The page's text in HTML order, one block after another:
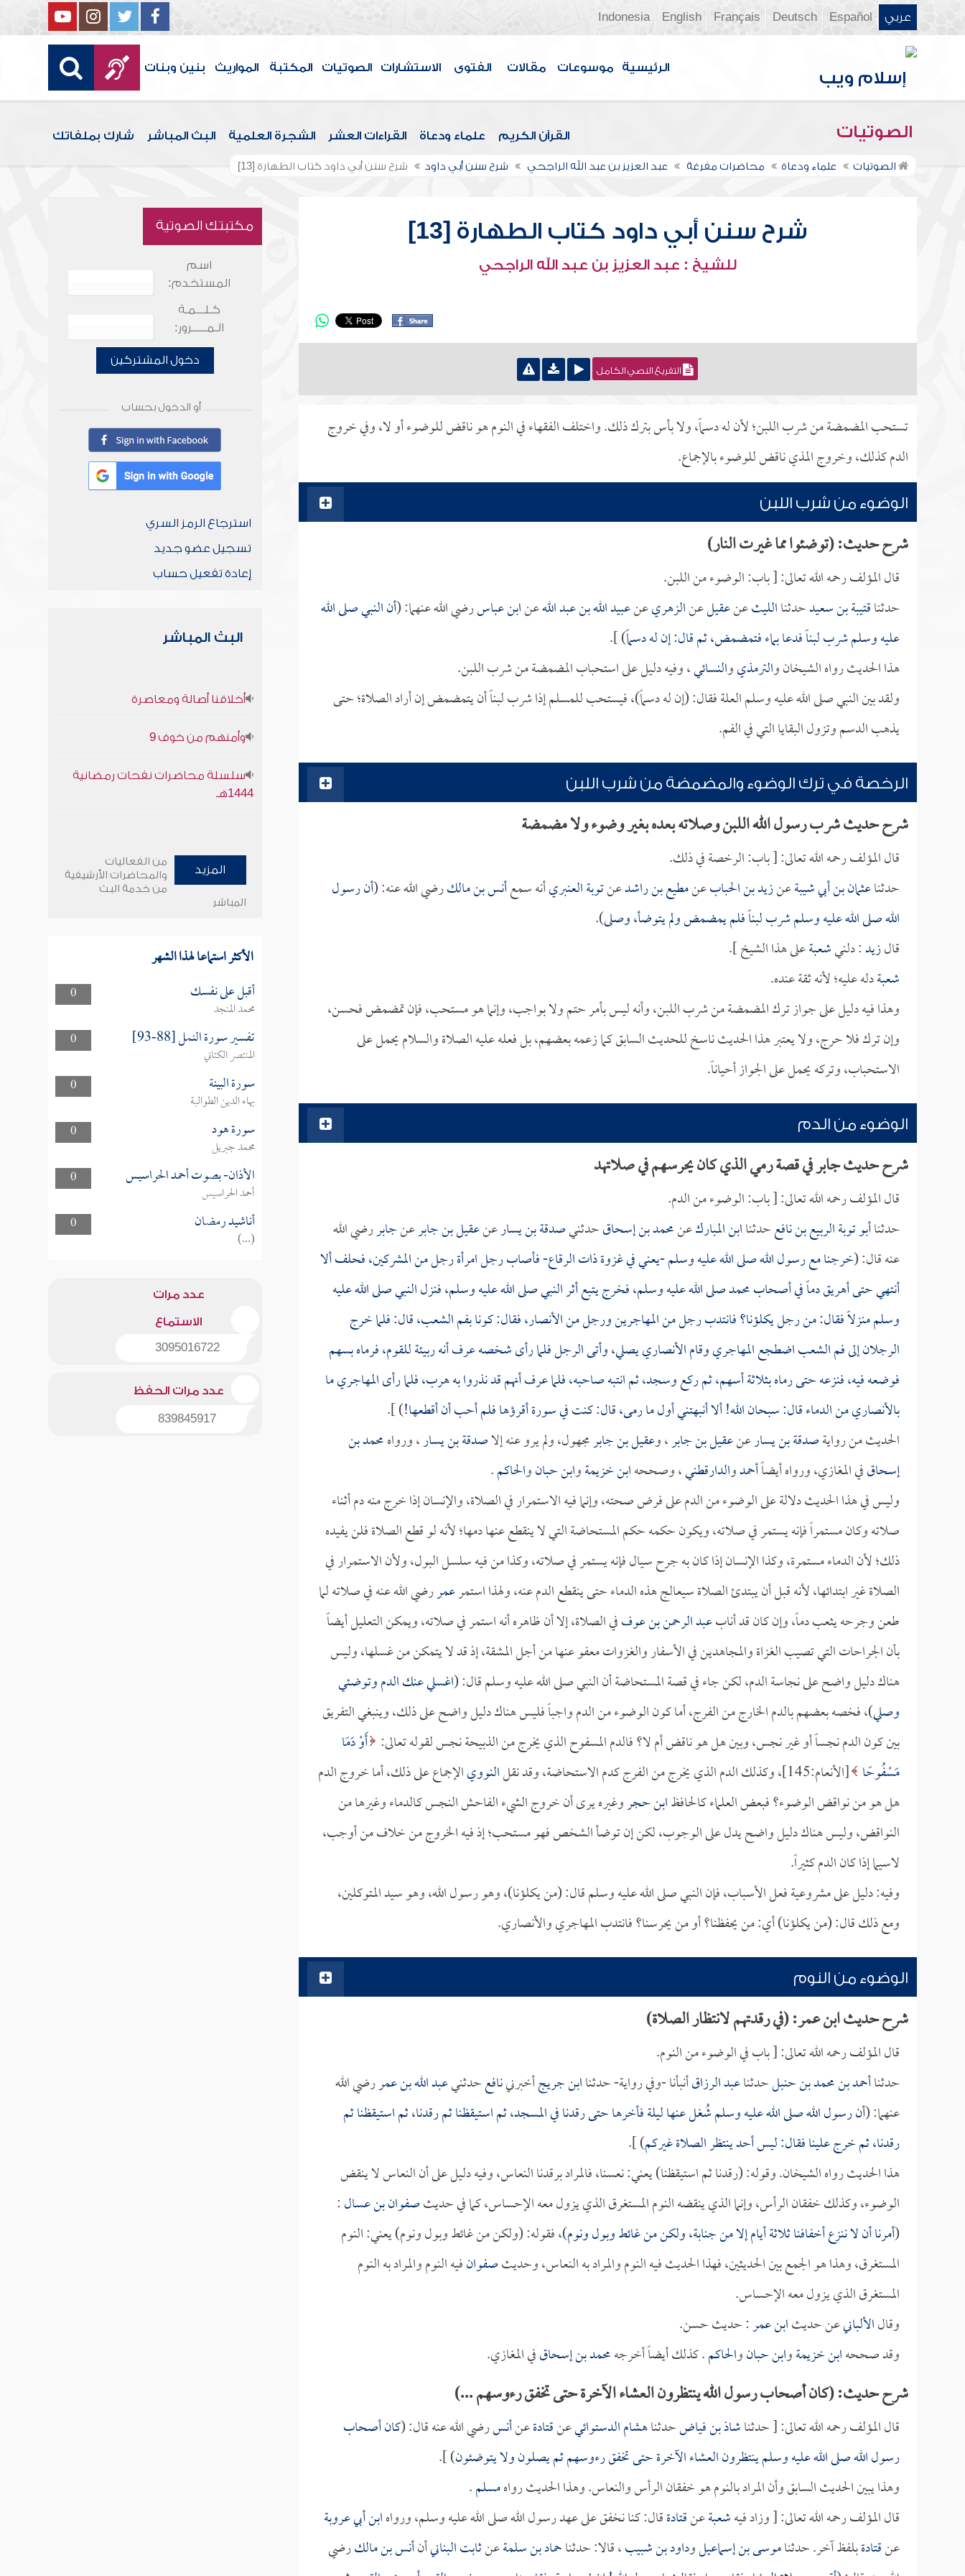
عربي Español
Deutsch
Français
English
Indonesia
الرئيسية موسوعات مقالات الفتوى الاستشارات الصوتيات المكتبة المواريث بنين وبنات
الصوتيات القرآن الكريم علماء ودعاة القراءات العشر الشجرة العلمية البث المباشر شارك بملفاتك
الصوتيات علماء ودعاة محاضرات مفرغة عبد العزيز بن عبد الله الراجحي شرح سنن أبي داود شرح سنن أبي داود كتاب الطهارة [13]
شرح سنن أبي داود كتاب الطهارة [13]
للشيخ : عبد العزيز بن عبد الله الراجحي
التفريغ النصي الكامل
تستحب المضمضة من شرب اللبن؛ لأن له دسماً، ولا بأس بترك ذلك. واختلف الفقهاء في النوم هو ناقض للوضوء أو لا، وفي خروج
الدم كذلك، وخروج المذي ناقض للوضوء بالإجماع.
الوضوء من شرب اللبن
شرح حديث: (توضئوا مما غيرت النار)
قال المؤلف رحمه الله تعالى: [ باب: الوضوء من اللبن.
حدثناقتيبة بن سعيدحدثناالليثعنعقيلعنالزهريعنعبيد الله بن عبد اللهعنابن عباسرضي الله عنهما: (أن النبي صلى الله
عليه وسلم شرب لبناً فدعا بماء فتمضمض، ثم قال: إن له دسماً) ].
هذا الحديث رواه الشيخان والترمذيوالنسائي، وفيه دليل على استحباب المضمضة من شرب اللبن.
ولقد بين النبي صلى الله عليه وسلم العلة فقال: (إن له دسماً)، فيستحب للمسلم إذا شرب لبناً أن يتمضمض إن أراد الصلاة؛ حتى
يذهب الدسم وتزول البقايا التي في الفم.
الرخصة في ترك الوضوء والمضمضة من شرب اللبن
شرح حديث شرب رسول الله اللبن وصلاته بعده بغير وضوء ولا مضمضة
قال المؤلف رحمه الله تعالى: [ باب: الرخصة في ذلك.
حدثناعثمان بن أبي شيبةعنزيد بن الحبابعنمطيع بن راشدعنتوبة العنبريأنه سمعأنس بن مالكرضي الله عنه: (أن رسول
الله صلى الله عليه وسلم شرب لبناً فلم يمضمض ولم يتوضأ، وصلى).
قالزيد: دلنيشعبةعلى هذا الشيخ ].
شعبةدله عليه؛ لأنه ثقة عنده.
وهذا فيه دليل على جواز ترك المضمضة من شرب اللبن، وأنه ليس بأمر حتم ولا بواجب، وإنما هو مستحب، فإن تمضمض فحسن،
وإن ترك فلا حرج، ولا يعتبر هذا الحديث ناسخ للحديث السابق كما زعمه بعضهم، بل فعله عليه الصلاة والسلام يحمل على
الاستحباب، وتركه يحمل على الجواز أحياناً.
الوضوء من الدم
شرح حديث جابر في قصة رمي الذي كان يحرسهم في صلاتهد
قال المؤلف رحمه الله تعالى: [ باب: الوضوء من الدم.
حدثناأبو توبة الربيع بن نافعحدثناابن المباركعنمحمد بن إسحاقحدثنيصدقة بن يسارعنعقيل بن جابرعنجابررضي الله
عنه قال: (خرجنا مع رسول الله صلى الله عليه وسلم -يعني في غزوة ذات الرقاع- فأصاب رجل امرأة رجل من المشركين، فحلف ألا
أنتهي حتى أهريق دماً في أصحاب محمد صلى الله عليه وسلم، فخرج يتبع أثر النبي صلى الله عليه وسلم، فنزل النبي صلى الله عليه
وسلم منزلاً فقال: من رجل يكلؤنا؟ فانتدب رجل من المهاجرين ورجل من الأنصار، فقال: كونا بفم الشعب، قال: فلما خرج
الرجلان إلى فم الشعب اضطجع المهاجري وقام الأنصاري يصلي، وأتى الرجل فلما رأى شخصه عرف أنه ربيئة للقوم، فرماه بسهم
فوضعه فيه، فنزعه حتى رماه بثلاثة أسهم، ثم ركع وسجد، ثم انتبه صاحبه، فلما عرف أنهم قد نذروا به هرب، فلما رأى المهاجري ما
بالأنصاري من الدماء قال: سبحان الله! ألا أنبهتني أول ما رمى، قال: كنت في سورة أقرؤها فلم أحب أن أقطعها!) ].
الحديث من روايةصدقة بن يسارعنعقيل بن جابر، وعقيل بن جابرمجهول، ولم يرو عنه إلاصدقة بن يسار، ورواهمحمد بن
إسحاقفي المغازي، ورواه أيضاًأحمدوالدارقطني، وصححهابن خزيمةوابن حبانوالحاكم.
وليس في هذا الحديث دلالة على الوضوء من الدم على فرض صحته، وإنما فيه الاستمرار في الصلاة، والإنسان إذا خرج منه دم أثناء
صلاته وكان مستمراً فإنه يستمر في صلاته، ويكون حكمه حكم المستحاضة التي لا ينقطع عنها دمها؛ لأنه لو قطع الصلاة فلن يفيده
ذلك؛ لأن الدماء مستمرة، وكذا الإنسان إذا كان به جرح سيال فإنه يستمر في صلاته، وكذا من فيه سلسل البول، ولأن الاستمرار في
الصلاة غير ابتدائها، لأنه قبل أن يبتدئ الصلاة سيعالج هذه الدماء حتى ينقطع الدم عنه، ولهذا استمرعمررضي الله عنه في صلاته لما
طعن وجرحه يثعب دماً، وإن كان قد أنابعبد الرحمن بن عوففي الصلاة، إلا أن ظاهره أنه استمر في صلاته، ويمكن التعليل أيضاً
بأن الجراحات التي تصيب الغزاة والمجاهدين في الأسفار والغزوات معفو عنها من أجل المشقة، إذ قد لا يتمكن من غسلها، وليس
هناك دليل واضح على نجاسة الدم، لكن جاء في قصة المستحاضة أن النبي صلى الله عليه وسلم قال: (اغسلي عنك الدم وتوضئي
وصلي)، فخصه بعضهم بالدم الخارج من الفرج، أما كون الوضوء من الدم واجباً فليس هناك دليل واضح على ذلك، وينبغي التفريق
بين كون الدم نجساً أو غير نجس، وبين هل هو ناقض أم لا؟ فالدم المسفوح الذي يخرج من الذبيحة نجس لقوله تعالى: أَوْ دَمًا
مَسْفُوحًا [الأنعام:145]، وكذلك الدم الذي يخرج من الفرج كدم الاستحاضة، وقد نقل النوويالإجماع على ذلك، أما خروج الدم
هل هو من نواقض الوضوء؟ فبعض العلماء كالحافظابن حجروغيره يرى أن خروج الشيء الفاحش النجس كالدماء وغيرها من
النواقض، وليس هناك دليل واضح يدل على الوجوب، لكن إن توضأ الشخص فهو مستحب؛ إذ فيه الخروج من خلاف من أوجب،
لاسيما إذا كان الدم كثيراً.
وفيه: دليل على مشروعية فعل الأسباب، فإن النبي صلى الله عليه وسلم قال: (من يكلؤنا)، وهو رسول الله، وهو سيد المتوكلين،
ومع ذلك قال: (من يكلؤنا) أي: من يحفظنا؟ أو من يحرسنا؟ فانتدب المهاجري والأنصاري.
الوضوء من النوم
شرح حديث ابن عمر: (في رقدتهم لانتظار الصلاة)
قال المؤلف رحمه الله تعالى: [ باب في الوضوء من النوم.
حدثناأحمد بن محمد بن حنبلحدثناعبد الرزاقأنبأنا -وفي رواية- حدثناابن جريجأخبرنينافعحدثنيعبد الله بن عمررضي الله
عنهما: (أن رسول الله صلى الله عليه وسلم شُغل عنها ليلة فأخرها حتى رقدنا في المسجد، ثم استيقظنا ثم رقدنا، ثم استيقظنا ثم
رقدنا، ثم خرج علينا فقال: ليس أحد ينتظر الصلاة غيركم) ].
هذا الحديث رواه الشيخان. وقوله: (رقدنا ثم استيقظنا) يعني: نعسنا، فالمراد برقدنا النعاس، وفيه دليل على أن النعاس لا ينقض
الوضوء، وكذلك خفقان الرأس، وإنما الذي ينقضه النوم المستغرق الذي يزول معه الإحساس، كما في حديثصفوان بن عسال:
(أمرنا أن لا ننزع أخفافنا ثلاثة أيام إلا من جنابة، ولكن من غائط وبول ونوم)، فقوله: (ولكن من غائط وبول ونوم) يعني: النوم
المستغرق، وهذا هو الجمع بين الحديثين، فهذا الحديث فيه النوم والمراد به النعاس، وحديثصفوانفيه النوم والمراد به النوم
المستغرق الذي يزول معه الإحساس.
وقالالألبانيعن حديثابن عمر: حديث حسن.
وقد صححهابن خزيمةوابن حبانوالحاكم. كذلك أيضاً أخرجهمحمد بن إسحاقفي المغازي.
شرح حديث: (كان أصحاب رسول الله ينتظرون العشاء الآخرة حتى تخفق رءوسهم ...)
قال المؤلف رحمه الله تعالى: [ حدثناشاذ بن فياضحدثناهشام الدستوائيعنقتادةعنأنسرضي الله عنه قال: (كان أصحاب
رسول الله صلى الله عليه وسلم ينتظرون العشاء الآخرة حتى تخفق رءوسهم ثم يصلون ولا يتوضئون) ].
وهذا يبين الحديث السابق وأن المراد بالنوم هو خفقان الرأس والنعاس. وهذا الحديث رواهمسلم.
قال المؤلف رحمه الله تعالى: [ وزاد فيهشعبةعنقتادةقال: كنا نخفق على عهد رسول الله صلى الله عليه وسلم، ورواهابن أبي عروبة
عنقتادةبلفظ آخر. حدثناموسى بن إسماعيلوداود بن شبيب، قالا: حدثناحماد بن سلمةعنثابت البنانيأنأنس بن مالكرضي
مكتبتك الصوتية
اسم
المستخدم:
كـلـــمـة
الـمـــــرور:
دخول المشتركين
أو الدخول بحساب
استرجاع الرمز السري
تسجيل عضو جديد
إعادة تفعيل حساب
البث المباشر
أخلاقنا أصالة ومعاصرة
وأمنهم من خوف 9
سلسلة محاضرات نفحات رمضانية
1444هـ
المزيد
من الفعاليات
والمحاضرات الأرشيفية
من خدمة البث
المباشر
الأكثر استماعا لهذا الشهر
0 أقبل على نفسك
محمد المنجد
0
تفسير سورة النمل [88-93]
المنتصر الكتاني
0
سورة البينة
بهاء الدين الطوالبة
0
سورة هود
محمد جبريل
0
الأذان- بصوت أحمد الحراسيس
أحمد الحراسيس
0
أناشيد رمضان
(...)
عدد مرات
الاستماع
3095016722
عدد مرات الحفظ
839845917